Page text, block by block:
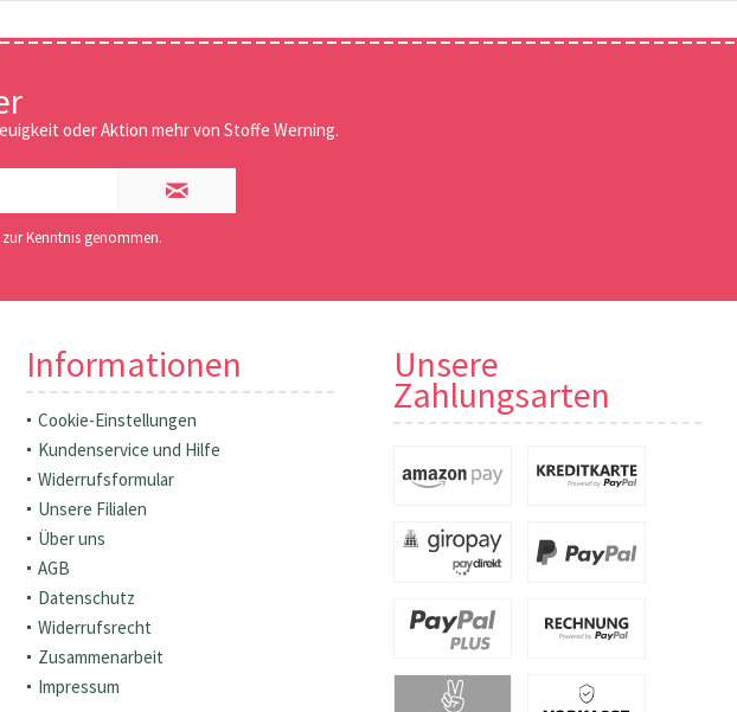
oder Aktion mehr von Stoffe Werning.
Kenntnis genommen.
Informationen
Cookie-Einstellungen
Kundenservice und Hilfe
Widerrufsformular
Unsere Filialen
Über uns
AGB
Datenschutz
Widerrufsrecht
Zusammenarbeit
Impressum
Unsere
Zahlungsarten